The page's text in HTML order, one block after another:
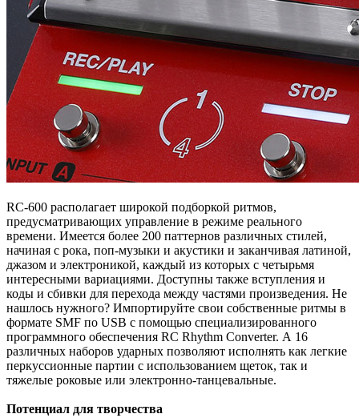
RC-600 располагает широкой подборкой ритмов,
предусматривающих управление в режиме реального
времени. Имеется более 200 паттернов различных стилей,
начиная с рока, поп-музыки и акустики и заканчивая латиной,
джазом и электроникой, каждый из которых с четырьмя
интересными вариациями. Доступны также вступления и
коды и сбивки для перехода между частями произведения. Не
нашлось нужного? Импортируйте свои собственные ритмы в
формате SMF по USB с помощью специализированного
программного обеспечения RC Rhythm Converter. А 16
различных наборов ударных позволяют исполнять как легкие
перкуссионные партии с использованием щеток, так и
тяжелые роковые или электронно-танцевальные.
Потенциал для творчества